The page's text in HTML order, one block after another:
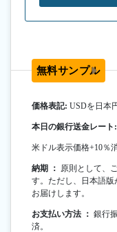
無料サンプル
価格表記: USDを日本
本日の銀行送金レート:
米ドル表示価格+10％
納期 ： 原則として、
す。ただし、日本語版
お届けします。
お支払い方法 ： 銀行
済。